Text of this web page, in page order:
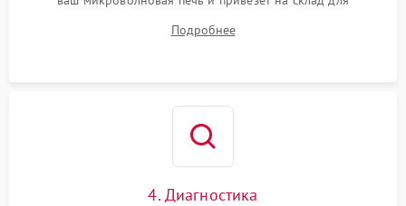
Подробнее
4. Диагностика